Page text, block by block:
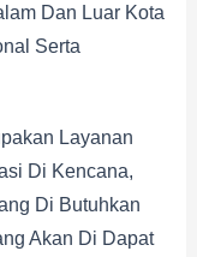
Dan Luar Kota
Serta
Layanan
Di Kencana,
Di Butuhkan
Akan Di Dapat